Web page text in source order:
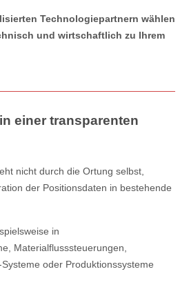
Technologiepartnern wählen
und wirtschaftlich zu Ihrem
einer transparenten
nicht durch die Ortung selbst,
der Positionsdaten in bestehende
in
Materialflusssteuerungen,
oder Produktionssysteme